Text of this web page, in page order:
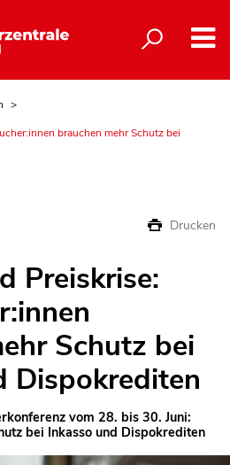
brauchen mehr Schutz bei
Drucken
Preiskrise:
Schutz bei
Dispokrediten
vom 28. bis 30. Juni:
bei Inkasso und Dispokrediten